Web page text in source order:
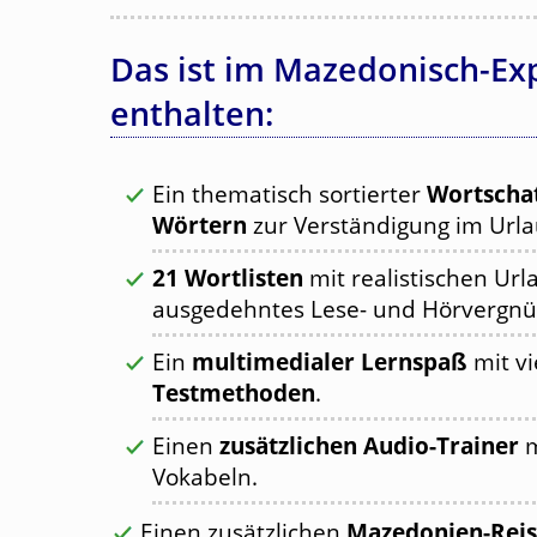
Das ist im Mazedonisch-
enthalten:
Ein thematisch sortierter
Wörtern zur Verständigung im
21 Wortlisten mit realistischen
ausgedehntes Lese- und
Ein multimedialer Lernspaß mit
Testmethoden.
Einen zusätzlichen Audio-Trainer
Vokabeln.